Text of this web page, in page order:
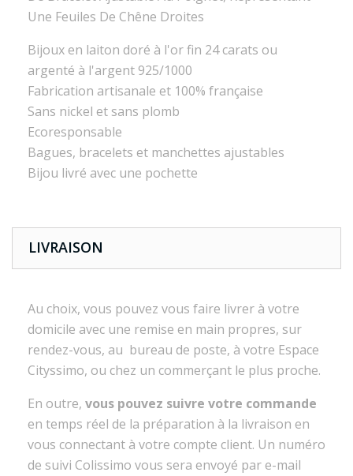
Une Feuiles De Chêne Droites
Bijoux en laiton doré à l'or fin 24 carats ou
argenté à l'argent 925/1000
Fabrication artisanale et 100% française
Sans nickel et sans plomb
Ecoresponsable
Bagues, bracelets et manchettes ajustables
Bijou livré avec une pochette
LIVRAISON
Au choix, vous pouvez vous faire livrer à votre
domicile avec une remise en main propres, sur
rendez-vous, au bureau de poste, à votre Espace
Cityssimo, ou chez un commerçant le plus proche.
En outre, vous pouvez suivre votre commande
en temps réel de la préparation à la livraison en
vous connectant à votre compte client. Un numéro
de suivi Colissimo vous sera envoyé par e-mail